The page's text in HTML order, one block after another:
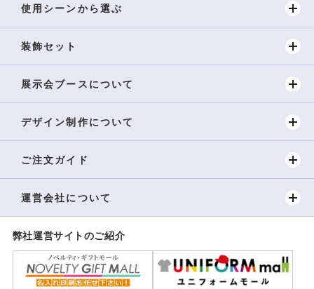
使用シーンから選ぶ
装飾セット
展示会ブースについて
デザイン制作について
ご注文ガイド
運営会社について
弊社運営サイトのご紹介